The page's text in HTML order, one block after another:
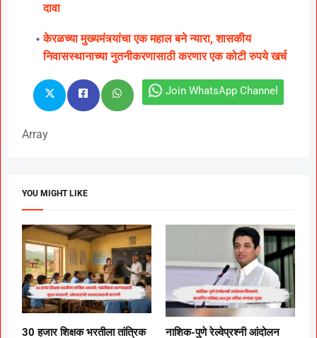
दावा
केरळच्या मुख्यमंत्र्यांचा एक महाल बने न्यारा, शासकीय
निवासस्थानाच्या नुतनीकरणासाठी करणार एक कोटी रुपये खर्च
Join WhatsApp Channel
Array
YOU MIGHT LIKE
30 हजार शिक्षक भरतीला तांत्रिक नाशिक-पुणे रेल्वेप्रश्नी आंदोलन